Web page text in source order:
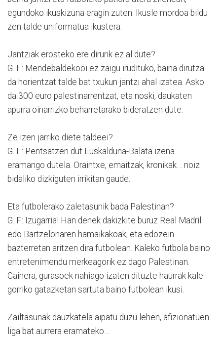
egundoko ikuskizuna eragin zuten. Ikusle mordoa bildu
zen talde uniformatua ikustera.
Jantziak erosteko ere dirurik ez al dute?
G. F.: Mendebaldekooi ez zaigu irudituko, baina dirutza
da horientzat talde bat txukun jantzi ahal izatea. Asko
da 300 euro palestinarrentzat, eta noski, daukaten
apurra oinarrizko beharretarako bideratzen dute.
Ze izen jarriko diete taldeei?
G. F.: Pentsatzen dut Euskalduna-Balata izena
eramango dutela. Oraintxe, emaitzak, kronikak… noiz
bidaliko dizkiguten irrikitan gaude.
Eta futbolerako zaletasunik bada Palestinan?
G. F.: Izugarria! Han denek dakizkite buruz Real Madril
edo Bartzelonaren hamaikakoak, eta edozein
bazterretan aritzen dira futbolean. Kaleko futbola baino
entretenimendu merkeagorik ez dago Palestinan.
Gainera, gurasoek nahiago izaten dituzte haurrak kale
gorriko gatazketan sartuta baino futbolean ikusi.
Zailtasunak dauzkatela aipatu duzu lehen, afizionatuen
liga bat aurrera eramateko…